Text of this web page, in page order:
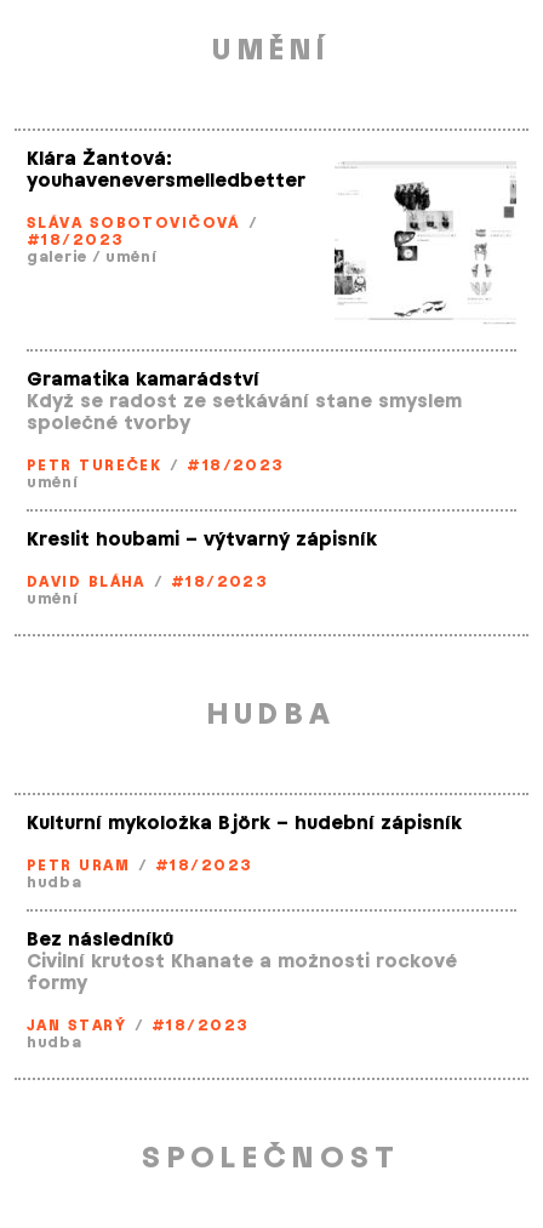
UMĚNÍ
Klára Žantová:
youhaveneversmelledbetter
SLÁVA SOBOTOVIČOVÁ /
#18/2023
galerie / umění
Gramatika kamarádství
Když se radost ze setkávání stane smyslem
společné tvorby
PETR TUREČEK / #18/2023
umění
Kreslit houbami – výtvarný zápisník
DAVID BLÁHA / #18/2023
umění
HUDBA
Kulturní mykoložka Björk – hudební zápisník
PETR URAM / #18/2023
hudba
Bez následníků
Civilní krutost Khanate a možnosti rockové
formy
JAN STARÝ / #18/2023
hudba
SPOLEČNOST